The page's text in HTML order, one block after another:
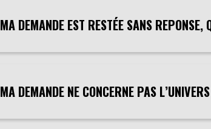
MA DEMANDE EST RESTÉE SANS REPONSE,
MA DEMANDE NE CONCERNE PAS